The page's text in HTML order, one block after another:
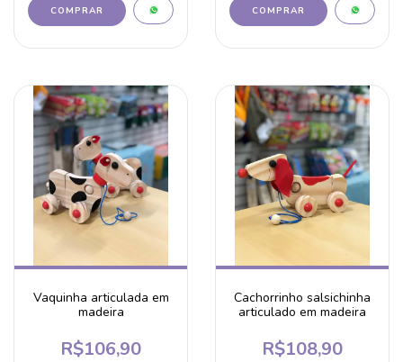
Vaquinha articulada em
madeira
R$106,90
Cachorrinho salsichinha
articulado em madeira
R$108,90